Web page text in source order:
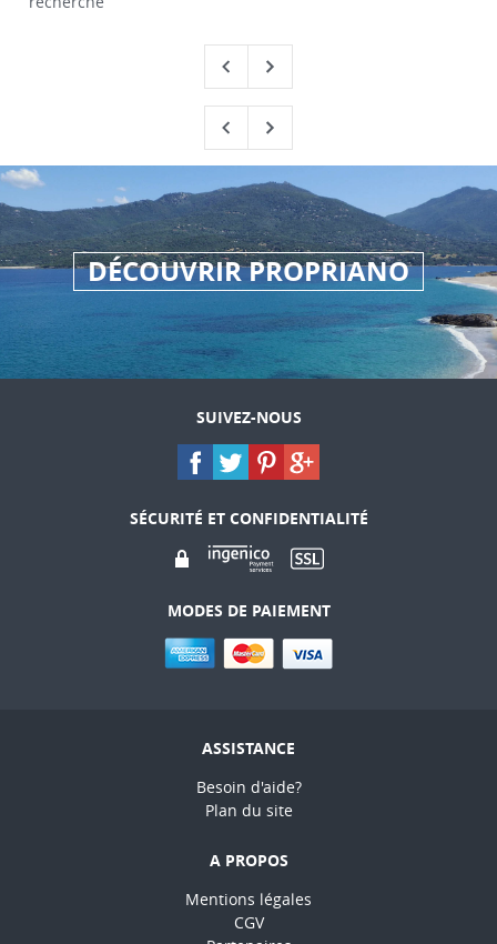
DÉCOUVRIR PROPRIANO
SUIVEZ-NOUS
SÉCURITÉ ET CONFIDENTIALITÉ
MODES DE PAIEMENT
ASSISTANCE
Besoin d'aide?
Plan du site
A PROPOS
Mentions légales
CGV